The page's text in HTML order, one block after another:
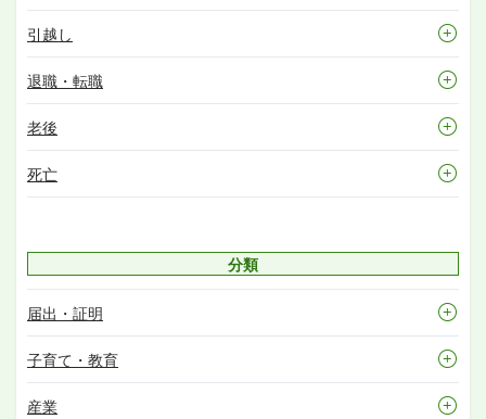
引越し
退職・転職
老後
死亡
分類
届出・証明
子育て・教育
産業